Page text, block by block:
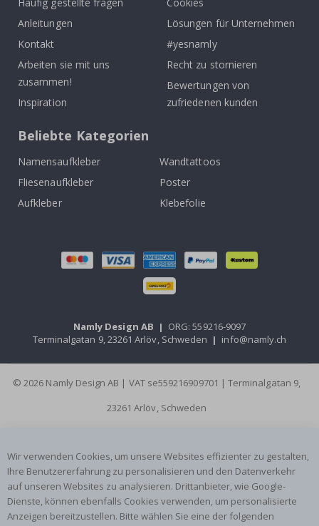
Anleitungen
Kontakt
Arbeiten sie mit uns
zusammen!
Inspiration
Lösungen für Unternehmen
#yesnamly
Recht zu stornieren
Bewertungen von
zufriedenen kunden
Beliebte Kategorien
Namensaufkleber
Wandtattoos
Fliesenaufkleber
Poster
Aufkleber
Klebefolie
Namly Design AB | ORG: 559216-9097
Terminalgatan 9, 23261 Arlöv, Schweden | info@namly.ch
© 2026 Namly Design AB | VAT se559216909701 | Terminalgatan 9,
23261 Arlöv, Schweden
Wir verwenden Cookies, um unsere Websites effizienter zu gestalten,
Ihre Benutzererfahrung zu personalisieren und den Datenverkehr
auf unseren Websites zu analysieren. Drittanbieter, wie Google-
Dienste, können ebenfalls Cookies verwenden, um personalisierte
Anzeigen bereitzustellen. Bitte wählen Sie eine der folgenden